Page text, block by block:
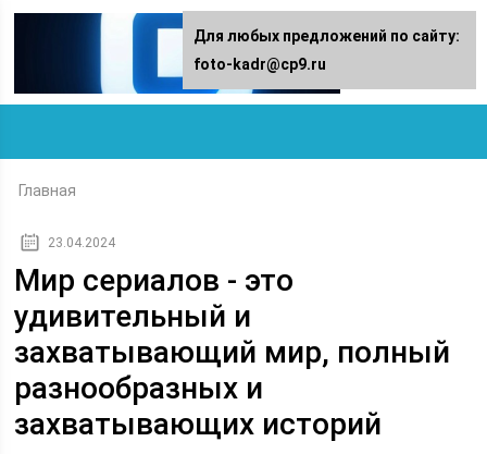
Главная
23.04.2024
Мир сериалов - это
удивительный и
захватывающий мир, полный
разнообразных и
захватывающих историй
Для любых предложений по сайту:
foto-kadr@cp9.ru